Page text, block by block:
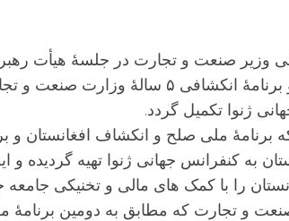
غوریانی وزیر صنعت و تجارت در جلسۀ
ملی صلح و انکشاف افغانستان و برنامۀ
ژنوا تکمیل گردد.
به کنفرانس جهانی ژنوا تهیه گردیده
را با کمک های مالی و تخنیکی
صنعت و تجارت که مطابق به دومین